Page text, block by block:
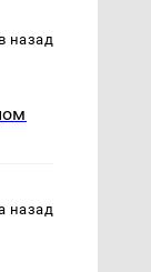
назад
назад